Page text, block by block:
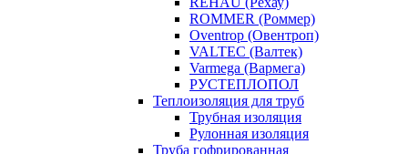
ROMMER (Роммер)
Oventrop (Овентроп)
VALTEC (Валтек)
Varmega (Вармега)
РУСТЕПЛОПОЛ
Теплоизоляция для труб
Трубная изоляция
Рулонная изоляция
Труба гофрированная